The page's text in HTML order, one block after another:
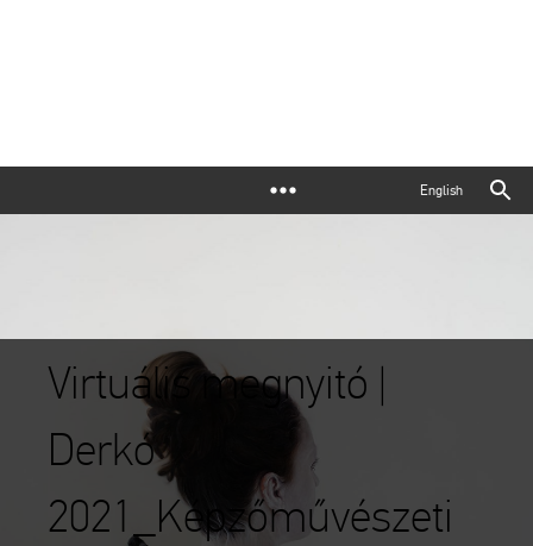
English
Virtuális megnyitó |
Derkó
2021_Képzőművészeti